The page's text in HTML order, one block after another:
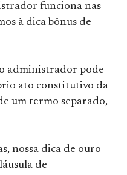
funciona nas
à dica bônus de
administrador pode
ato constitutivo da
um termo separado,
nossa dica de ouro
de